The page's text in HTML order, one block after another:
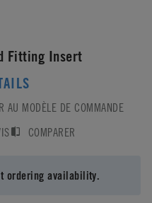
Fitting Insert
AU MODÈLE DE COMMANDE
COMPARER
ordering availability.